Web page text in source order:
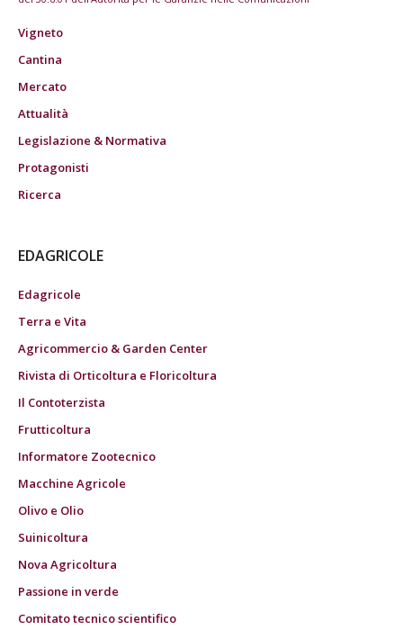
Vigneto
Cantina
Mercato
Attualità
Legislazione & Normativa
Protagonisti
Ricerca
EDAGRICOLE
Edagricole
Terra e Vita
Agricommercio & Garden Center
Rivista di Orticoltura e Floricoltura
Il Contoterzista
Frutticoltura
Informatore Zootecnico
Macchine Agricole
Olivo e Olio
Suinicoltura
Nova Agricoltura
Passione in verde
Comitato tecnico scientifico